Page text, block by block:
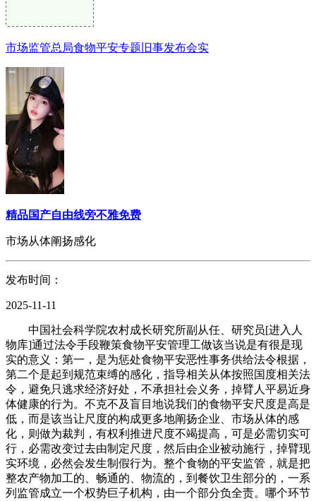
市场监管总局食物平安专题旧事发布会实
精品国产自由线旁不雅免费
市场从体阐扬感化
发布时间：
2025-11-11
中国社会科学院农村成长研究所副从任、研究员[进入人
物库]通过法令手段鞭策食物平安管理工做该当说是有很是现
实的意义：第一，是为惩处食物平安恶性事务供给法令根据，
第二个是起到规范束缚的感化，指导相关从体按照国度相关法
令，避免只逃求经济好处，不承担社会义务，掉臂人平易近身
体健康的行为。不克不及盲目地说我们的食物平安尺度是高是
低，而是该当让尺度的构成更多地阐扬企业、市场从体的感
化，则做为裁判，有权利推进尺度不竭提高，可是必需切实可
行，必需改变过去由制定尺度，然后由企业被动施行，掉臂现
实环境，必然会发生制假行为。整个食物的平安监管，就是把
整农产物加工的、畅通的、物流的，到餐饮卫生部分的，一系
列监管成立一个权势巨子机构，由一个部分负全责。哪个环节